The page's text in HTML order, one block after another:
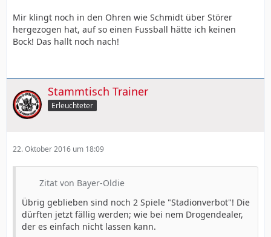
Mir klingt noch in den Ohren wie Schmidt über Störer
hergezogen hat, auf so einen Fussball hätte ich keinen
Bock! Das hallt noch nach!
Stammtisch Trainer
Erleuchteter
22. Oktober 2016 um 18:09
Zitat von Bayer-Oldie
Übrig geblieben sind noch 2 Spiele "Stadionverbot"! Die
dürften jetzt fällig werden; wie bei nem Drogendealer,
der es einfach nicht lassen kann.